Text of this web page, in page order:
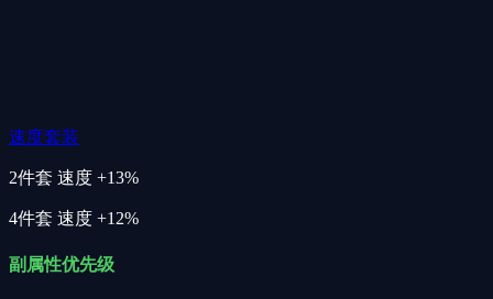
速度套装
2件套 速度 +13%
4件套 速度 +12%
副属性优先级